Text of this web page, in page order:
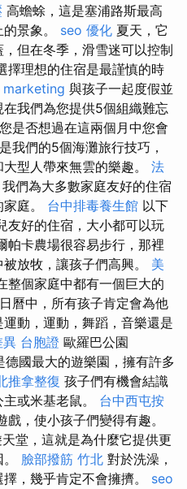
高蟾蜍，這是塞浦路斯最高
景象。 seo 優化 夏天，它
但在冬季，滑雪迷可以控制
擇理想的住宿是最謹慎的時
marketing 與孩子一起度假並
我們為您提供5個組織難忘
您是否想過在這兩個月中您會
我們的5個海灘旅行技巧，
型人帶來無雲的樂趣。 法
們為大多數家庭友好的住宿
庭。 台中排毒養生館 以下
友好的住宿，大小都可以玩
帕卡農場很容易步行，那裡
放牧，讓孩子們高興。 美
整個家庭中都有一個巨大的
曆中，所有孩子肯定會為他
動，運動，舞蹈，音樂還是
異 台胞證 歐羅巴公園
德國最大的遊樂園，擁有許多
推拿整復 孩子們有機會結識
或米基老鼠。 台中西屯按
，使小孩子們變得有趣。
堂，這就是為什麼它提供更
臉部撥筋 竹北 對於洗澡，
，幾乎肯定不會擁擠。 seo